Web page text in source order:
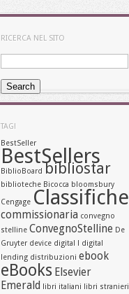
RICERCA NEL SITO
TAG!
BestSeller
BestSellers
BiblioBoard bibliostar
biblioteche Bicocca bloomsbury
Cengage Classifiche
commissionaria convegno
stelline ConvegnoStelline De
Gruyter device digital l
digital
lending distribuzioni ebook
eBooks Elsevier
Emerald
libri italiani
libri stranieri